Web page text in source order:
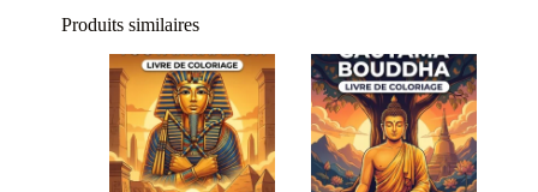
Produits similaires